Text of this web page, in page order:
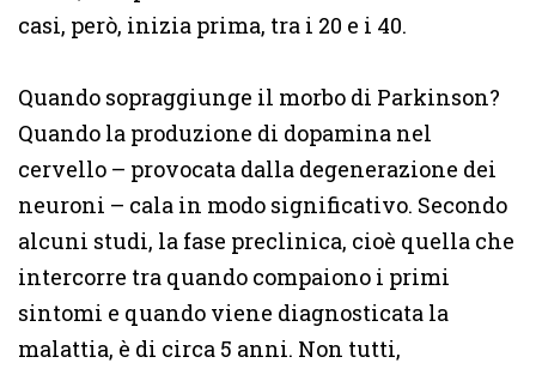
casi, però, inizia prima, tra i 20 e i 40.
Quando sopraggiunge il morbo di Parkinson?
Quando la produzione di dopamina nel
cervello – provocata dalla degenerazione dei
neuroni – cala in modo significativo. Secondo
alcuni studi, la fase preclinica, cioè quella che
intercorre tra quando compaiono i primi
sintomi e quando viene diagnosticata la
malattia, è di circa 5 anni. Non tutti,